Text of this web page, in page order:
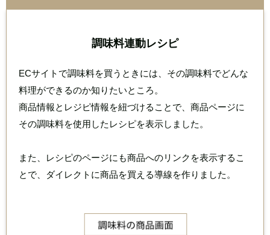
調味料連動レシピ
ECサイトで調味料を買うときには、その調味料でどんな
料理ができるのか知りたいところ。
商品情報とレジピ情報を紐づけることで、商品ページに
その調味料を使用したレシピを表示しました。
また、レシピのページにも商品へのリンクを表示するこ
とで、ダイレクトに商品を買える導線を作りました。